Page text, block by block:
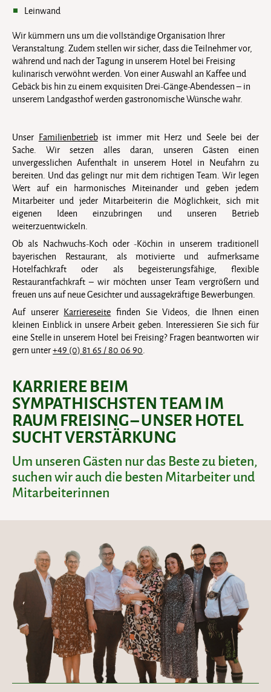
Leinwand
Wir kümmern uns um die vollständige Organisation Ihrer
Veranstaltung. Zudem stellen wir sicher, dass die Teilnehmer vor,
während und nach der Tagung in unserem Hotel bei Freising
kulinarisch verwöhnt werden. Von einer Auswahl an Kaffee und
Gebäck bis hin zu einem exquisiten Drei-Gänge-Abendessen – in
unserem Landgasthof werden gastronomische Wünsche wahr.
KARRIERE BEIM
SYMPATHISCHSTEN TEAM IM
RAUM FREISING – UNSER HOTEL
SUCHT VERSTÄRKUNG
Um unseren Gästen nur das Beste zu bieten,
suchen wir auch die besten Mitarbeiter und
Mitarbeiterinnen
Unser Familienbetriebist immer mit Herz und Seele bei der
Sache. Wir setzen alles daran, unseren Gästen einen
unvergesslichen Aufenthalt in unserem Hotel in Neufahrn zu
bereiten. Und das gelingt nur mit dem richtigen Team. Wir legen
Wert auf ein harmonisches Miteinander und geben jedem
Mitarbeiter und jeder Mitarbeiterin die Möglichkeit, sich mit
eigenen Ideen einzubringen und unseren Betrieb
weiterzuentwickeln.
Ob als Nachwuchs-Koch oder -Köchin in unserem traditionell
bayerischen Restaurant, als motivierte und aufmerksame
Hotelfachkraft oder als begeisterungsfähige, flexible
Restaurantfachkraft – wir möchten unser Team vergrößern und
freuen uns auf neue Gesichter und aussagekräftige Bewerbungen.
Auf unserer Karriereseite finden Sie Videos, die Ihnen einen
kleinen Einblick in unsere Arbeit geben. Interessieren Sie sich für
eine Stelle in unserem Hotel bei Freising? Fragen beantworten wir
gern unter+49 (0) 81 65 / 80 06 90.